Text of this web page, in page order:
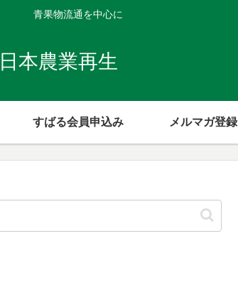
青果物流通を中心に
日本農業再生
すばる会員申込み メルマガ登録